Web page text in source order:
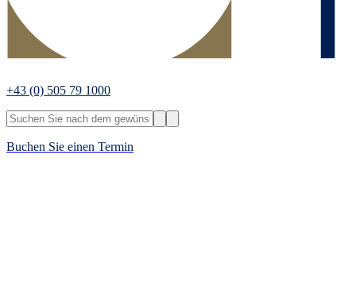
+43 (0) 505 79 1000
Buchen Sie einen Termin